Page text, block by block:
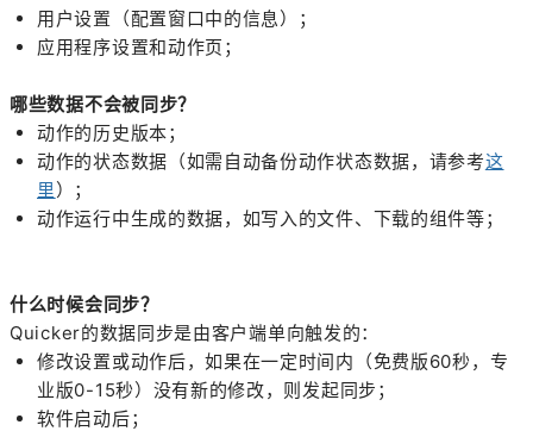
用户设置（配置窗口中的信息）；
应用程序设置和动作页；
哪些数据不会被同步？
动作的历史版本；
动作的状态数据（如需自动备份动作状态数据，请参考这
里）；
动作运行中生成的数据，如写入的文件、下载的组件等；
什么时候会同步？
Quicker的数据同步是由客户端单向触发的：
修改设置或动作后，如果在一定时间内（免费版60秒，专
业版0-15秒）没有新的修改，则发起同步；
软件启动后；